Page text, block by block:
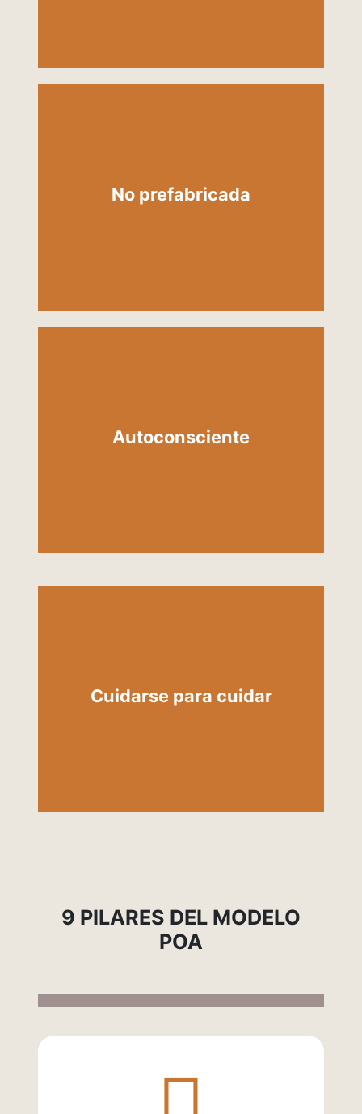
No prefabricada
paciente, ajustando los
Autoconsciente
observación interna para co-
Cuidarse para cuidar
terapeuta como fundamento
9 PILARES DEL MODELO
POA